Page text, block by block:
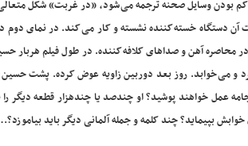
بودن وسایل صحنه ترجمه می شود، «در غربت» شکل
آن دستگاه خسته کننده نشسته و کار می کند. در نمای
در محاصره آهن و صداهای کلافه کننده. در طول فیلم هربار
و می خوابد. روز بعد دوربین زاویه عوض کرده. پشت حسین
عمل خواهند پوشید؟ او چندصد یا چندهزار قطعه دیگر را
خوابش بپیماید؟ چند کلمه و جمله آلمانی دیگر باید